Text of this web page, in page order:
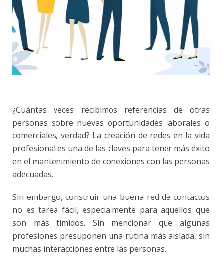
¿Cuántas veces recibimos referencias de otras
personas sobre nuevas oportunidades laborales o
comerciales, verdad? La creación de redes en la vida
profesional es una de las claves para tener más éxito
en el mantenimiento de conexiones con las personas
adecuadas.
Sin embargo, construir una buena red de contactos
no es tarea fácil, especialmente para aquellos que
son más tímidos. Sin mencionar que algunas
profesiones presuponen una rutina más aislada, sin
muchas interacciones entre las personas.